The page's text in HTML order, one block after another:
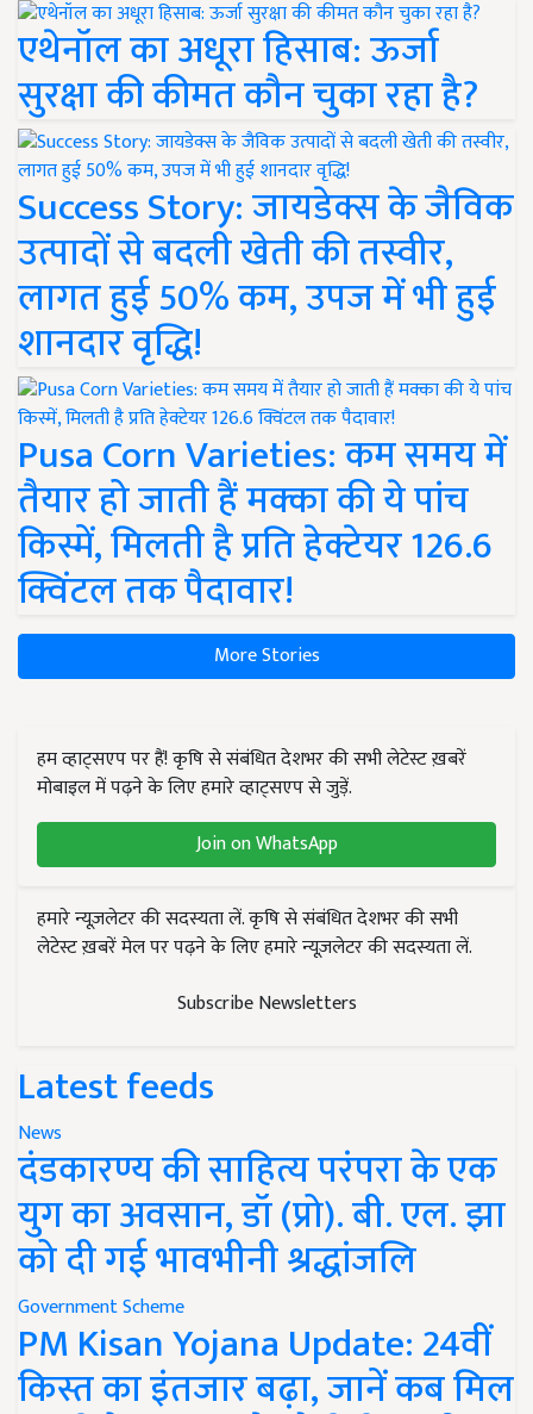
एथेनॉल का अधूरा हिसाब: ऊर्जा
सुरक्षा की कीमत कौन चुका रहा है?
Success Story: जायडेक्स के जैविक
उत्पादों से बदली खेती की तस्वीर,
लागत हुई 50% कम, उपज में भी हुई
शानदार वृद्धि!
Pusa Corn Varieties: कम समय में
तैयार हो जाती हैं मक्का की ये पांच
किस्में, मिलती है प्रति हेक्टेयर 126.6
क्विंटल तक पैदावार!
More Stories
हम व्हाट्सएप पर हैं! कृषि से संबंधित देशभर की सभी लेटेस्ट ख़बरें
मोबाइल में पढ़ने के लिए हमारे व्हाट्सएप से जुड़ें.
Join on WhatsApp
हमारे न्यूज़लेटर की सदस्यता लें. कृषि से संबंधित देशभर की सभी
लेटेस्ट ख़बरें मेल पर पढ़ने के लिए हमारे न्यूज़लेटर की सदस्यता लें.
Subscribe Newsletters
Latest feeds
News
दंडकारण्य की साहित्य परंपरा के एक
युग का अवसान, डॉ (प्रो). बी. एल. झा
को दी गई भावभीनी श्रद्धांजलि
Government Scheme
PM Kisan Yojana Update: 24वीं
किस्त का इंतजार बढ़ा, जानें कब मिल